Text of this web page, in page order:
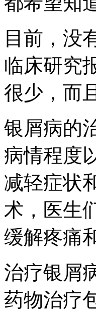
目前，没
临床研究
很少，而
银屑病的
病情程度
减轻症状
术，医生
缓解疼痛
治疗银屑
药物治疗